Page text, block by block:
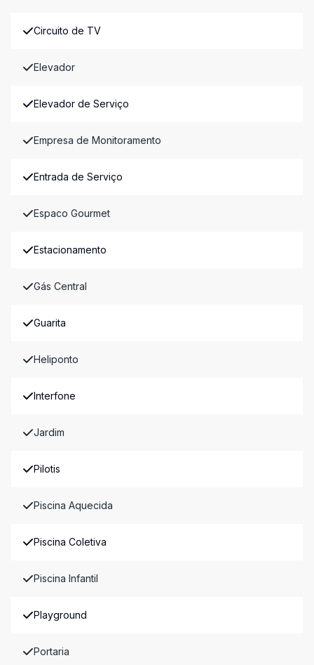
Circuito de TV
Elevador
Elevador de Serviço
Empresa de Monitoramento
Entrada de Serviço
Espaco Gourmet
Estacionamento
Gás Central
Guarita
Heliponto
Interfone
Jardim
Pilotis
Piscina Aquecida
Piscina Coletiva
Piscina Infantil
Playground
Portaria